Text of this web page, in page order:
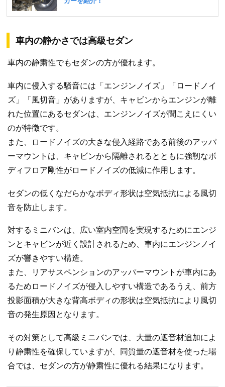
車内の静かさでは高級セダン
車内の静粛性でもセダンの方が優れます。
車内に侵入する騒音には「エンジンノイズ」「ロードノイ
ズ」「風切音」がありますが、キャビンからエンジンが離
れた位置にあるセダンは、エンジンノイズが聞こえにくい
のが特徴です。
また、ロードノイズの大きな侵入経路である前後のアッパ
ーマウントは、キャビンから隔離されるとともに強靭なボ
ディフロア剛性がロードノイズの低減に作用します。
セダンの低くなだらかなボディ形状は空気抵抗による風切
音を防止します。
対するミニバンは、広い室内空間を実現するためにエンジ
ンとキャビンが近く設計されるため、車内にエンジンノイ
ズが響きやすい構造。
また、リアサスペンションのアッパーマウントが車内にあ
るためロードノイズが侵入しやすい構造であるうえ、前方
投影面積が大きな背高ボディの形状は空気抵抗により風切
音の発生原因となります。
その対策として高級ミニバンでは、大量の遮音材追加によ
り静粛性を確保していますが、同質量の遮音材を使った場
合では、セダンの方が静粛性に優れる結果になります。